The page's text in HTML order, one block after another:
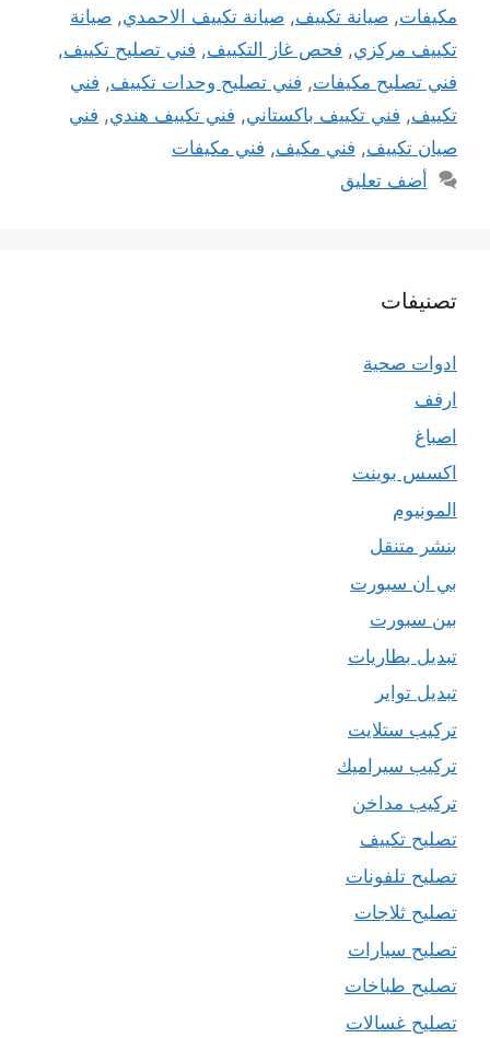
مكيفات, صيانة تكييف, صيانة تكييف الاحمدي, صيانة
تكييف مركزي, فحص غاز التكييف, فني تصليح تكييف,
فني تصليح مكيفات, فني تصليح وحدات تكييف, فني
تكييف, فني تكييف باكستاني, فني تكييف هندي, فني
صيان تكييف, فني مكيف, فني مكيفات
أضف تعليق
تصنيفات
ادوات صحية
ارفف
اصباغ
اكسس بوينت
المونيوم
بنشر متنقل
بي ان سبورت
بين سبورت
تبديل بطاريات
تبديل تواير
تركيب ستلايت
تركيب سيراميك
تركيب مداخن
تصليح تكييف
تصليح تلفونات
تصليح ثلاجات
تصليح سيارات
تصليح طباخات
تصليح غسالات